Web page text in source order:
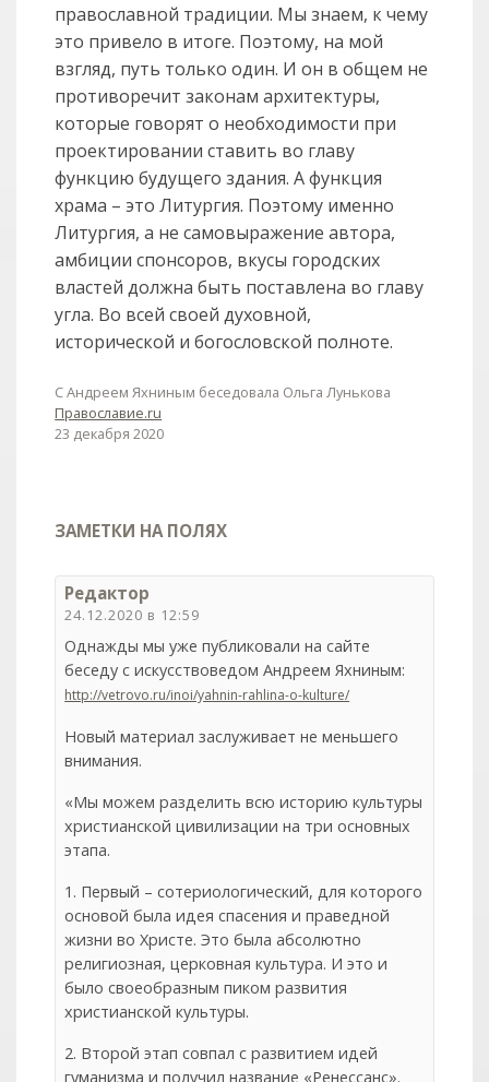
православной традиции. Мы знаем, к чему
это привело в итоге. Поэтому, на мой
взгляд, путь только один. И он в общем не
противоречит законам архитектуры,
которые говорят о необходимости при
проектировании ставить во главу
функцию будущего здания. А функция
храма – это Литургия. Поэтому именно
Литургия, а не самовыражение автора,
амбиции спонсоров, вкусы городских
властей должна быть поставлена во главу
угла. Во всей своей духовной,
исторической и богословской полноте.
С Андреем Яхниным беседовала Ольга Лунькова
Православие.ru
23 декабря 2020
ЗАМЕТКИ НА ПОЛЯХ
Редактор
24.12.2020 в 12:59
Однажды мы уже публиковали на сайте
беседу с искусствоведом Андреем Яхниным:
http://vetrovo.ru/inoi/yahnin-rahlina-o-kulture/
Новый материал заслуживает не меньшего
внимания.
«Мы можем разделить всю историю культуры
христианской цивилизации на три основных
этапа.
1. Первый – сотериологический, для которого
основой была идея спасения и праведной
жизни во Христе. Это была абсолютно
религиозная, церковная культура. И это и
было своеобразным пиком развития
христианской культуры.
2. Второй этап совпал с развитием идей
гуманизма и получил название «Ренессанс».